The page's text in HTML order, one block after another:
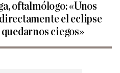
oftalmólogo: «Unos
el eclipse
ciegos»